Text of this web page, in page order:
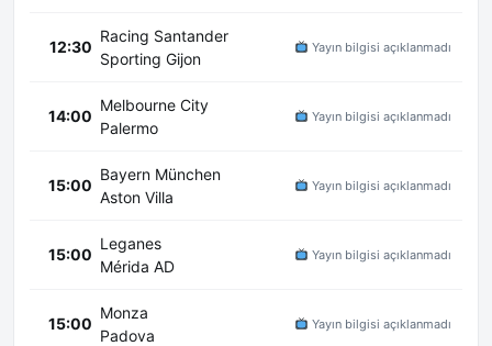
12:30
Racing Santander
Sporting Gijon
Yayın bilgisi açıklanmadı
14:00
Melbourne City
Palermo
Yayın bilgisi açıklanmadı
15:00
Bayern München
Aston Villa
Yayın bilgisi açıklanmadı
15:00
Leganes
Mérida AD
Yayın bilgisi açıklanmadı
15:00
Monza
Padova
Yayın bilgisi açıklanmadı